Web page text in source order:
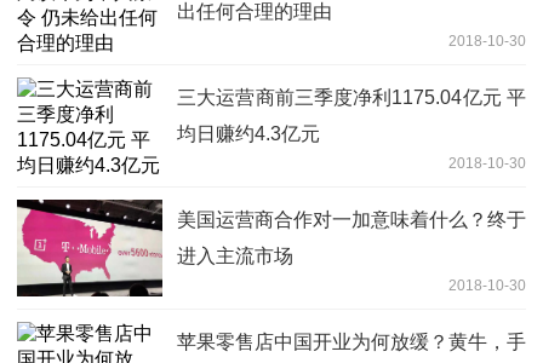
出任何合理的理由
2018-10-30
三大运营商前三季度净利1175.04亿元 平
均日赚约4.3亿元
2018-10-30
美国运营商合作对一加意味着什么？终于
进入主流市场
2018-10-30
苹果零售店中国开业为何放缓？黄牛，手